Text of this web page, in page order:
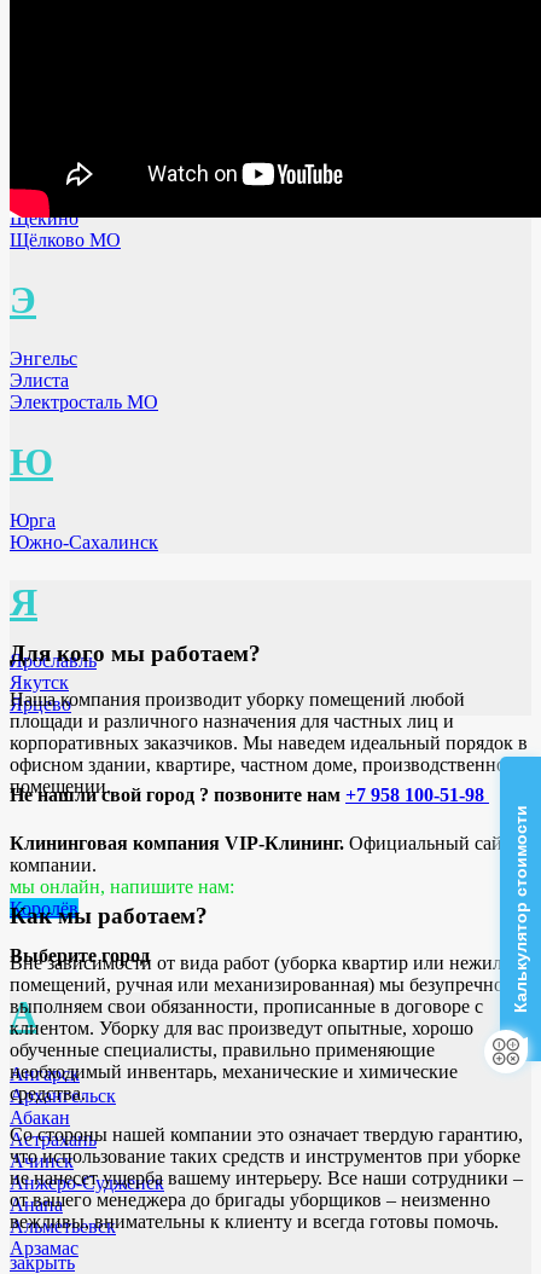
Щёкино
Щёлково МО
Э
Энгельс
Элиста
Электросталь МО
Ю
Юрга
Южно-Сахалинск
Я
Ярославль
Якутск
Ярцево
Не нашли свой город ? позвоните нам +7 958 100-51-98
Клининговая компания VIP-Клининг. Официальный сайт
компании.
мы онлайн, напишите нам:
Королёв
Выберите город
А
Ангарск
Архангельск
Абакан
Астрахань
Ачинск
Анжеро-Судженск
Анапа
Альметьевск
Арзамас
Для кого мы работаем?
Наша компания производит уборку помещений любой
площади и различного назначения для частных лиц и
корпоративных заказчиков. Мы наведем идеальный порядок в
офисном здании, квартире, частном доме, производственном
помещении.
Как мы работаем?
Вне зависимости от вида работ (уборка квартир или нежилых
помещений, ручная или механизированная) мы безупречно
выполняем свои обязанности, прописанные в договоре с
клиентом. Уборку для вас произведут опытные, хорошо
обученные специалисты, правильно применяющие
необходимый инвентарь, механические и химические
средства.
Со стороны нашей компании это означает твердую гарантию,
что использование таких средств и инструментов при уборке
не нанесет ущерба вашему интерьеру. Все наши сотрудники –
от вашего менеджера до бригады уборщиков – неизменно
вежливы, внимательны к клиенту и всегда готовы помочь.
закрыть
Калькулятор стоимости